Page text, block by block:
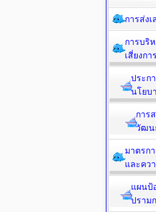
การส่ง
การบริ
เสี่ยงกา
ประก
นโยบ
การ
วัฒน
มาตรก
และคว
แผนป้
ปราม